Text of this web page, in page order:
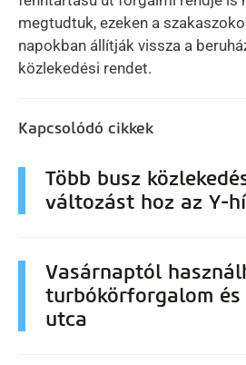
megtudtuk, ezeken a
napokban állítják vissza a
közlekedési rendet.
Kapcsolódó cikkek
Több busz
változást hoz az Y-
Vasárnaptól
turbókörforgalom
utca